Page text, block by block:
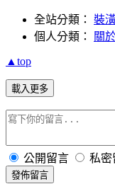
全站分類： 裝
個人分類：
關
▲top
載入更多
公開留言 私密
發佈留言